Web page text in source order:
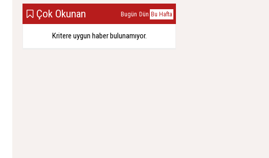
Çok Okunan Bugün Dün Bu Hafta
Kritere uygun haber bulunamıyor.